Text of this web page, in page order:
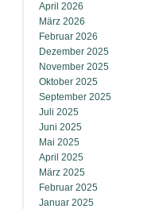
April 2026
März 2026
Februar 2026
Dezember 2025
November 2025
Oktober 2025
September 2025
Juli 2025
Juni 2025
Mai 2025
April 2025
März 2025
Februar 2025
Januar 2025